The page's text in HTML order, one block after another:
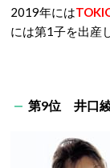
2019年には
には第1子を出産
第9位 井口